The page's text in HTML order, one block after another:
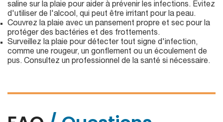
saline sur la plaie pour aider à prévenir les infections. Évitez
d'utiliser de l'alcool, qui peut être irritant pour la peau.
Couvrez la plaie avec un pansement propre et sec pour la
protéger des bactéries et des frottements.
Surveillez la plaie pour détecter tout signe d'infection,
comme une rougeur, un gonflement ou un écoulement de
pus. Consultez un professionnel de la santé si nécessaire.